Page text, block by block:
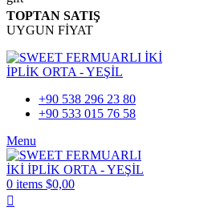
TOPTAN SATIŞ
UYGUN FİYAT
+90 538 296 23 80
+90 533 015 76 58
Menu
0 items $0,00